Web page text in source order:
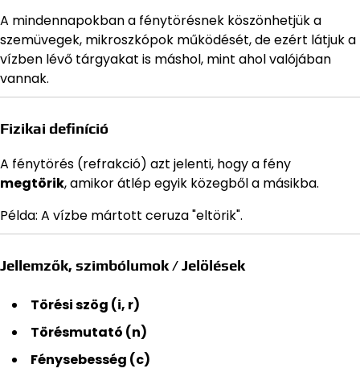
A mindennapokban a fénytörésnek köszönhetjük a
szemüvegek, mikroszkópok működését, de ezért látjuk a
vízben lévő tárgyakat is máshol, mint ahol valójában
vannak.
Fizikai definíció
A fénytörés (refrakció) azt jelenti, hogy a fény
megtörik, amikor átlép egyik közegből a másikba.
Példa: A vízbe mártott ceruza "eltörik".
Jellemzők, szimbólumok / Jelölések
Törési szög (i, r)
Törésmutató (n)
Fénysebesség (c)